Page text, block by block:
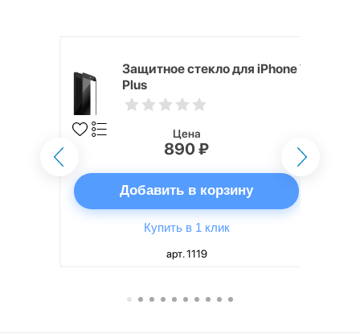
Защитное стекло для iPhone 7
Plus
Цена
890 ₽
Добавить в корзину
Купить в 1 клик
арт. 1119